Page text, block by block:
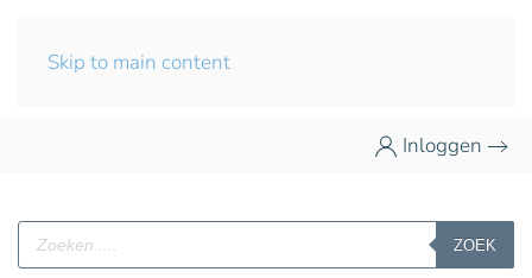
Skip to main content
Inloggen
Producten
zoeken
ZOEK